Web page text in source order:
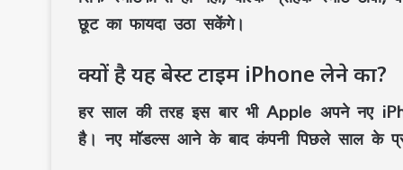
छूट का फायदा उठा सकेंगे।
क्यों है यह बेस्ट टाइम iPhone लेने का?
हर साल की तरह इस बार भी Apple अपने नए
है। नए मॉडल्स आने के बाद कंपनी पिछले साल के